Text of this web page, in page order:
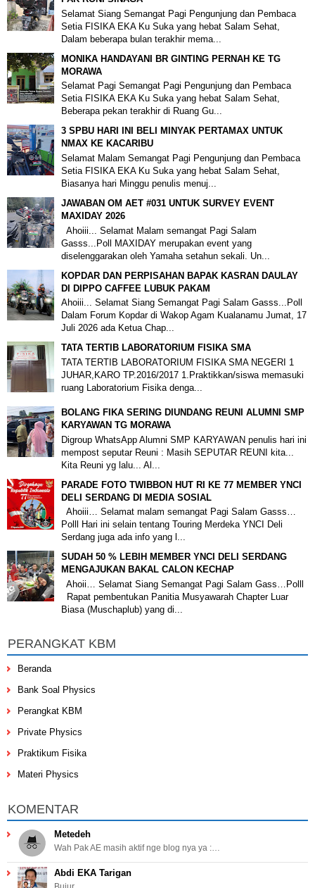
Selamat Siang Semangat Pagi Pengunjung dan Pembaca
Setia FISIKA EKA Ku Suka yang hebat Salam Sehat,
Dalam beberapa bulan terakhir mema...
MONIKA HANDAYANI BR GINTING PERNAH KE TG
MORAWA
Selamat Pagi Semangat Pagi Pengunjung dan Pembaca
Setia FISIKA EKA Ku Suka yang hebat Salam Sehat,
Beberapa pekan terakhir di Ruang Gu...
3 SPBU HARI INI BELI MINYAK PERTAMAX UNTUK
NMAX KE KACARIBU
Selamat Malam Semangat Pagi Pengunjung dan Pembaca
Setia FISIKA EKA Ku Suka yang hebat Salam Sehat,
Biasanya hari Minggu penulis menuj...
JAWABAN OM AET #031 UNTUK SURVEY EVENT
MAXIDAY 2026
Ahoiii... Selamat Malam semangat Pagi Salam
Gasss...Poll MAXIDAY merupakan event yang
diselenggarakan oleh Yamaha setahun sekali. Un...
KOPDAR DAN PERPISAHAN BAPAK KASRAN DAULAY
DI DIPPO CAFFEE LUBUK PAKAM
Ahoiii... Selamat Siang Semangat Pagi Salam Gasss...Poll
Dalam Forum Kopdar di Wakop Agam Kualanamu Jumat, 17
Juli 2026 ada Ketua Chap...
TATA TERTIB LABORATORIUM FISIKA SMA
TATA TERTIB LABORATORIUM FISIKA SMA NEGERI 1
JUHAR,KARO TP.2016/2017 1.Praktikkan/siswa memasuki
ruang Laboratorium Fisika denga...
BOLANG FIKA SERING DIUNDANG REUNI ALUMNI SMP
KARYAWAN TG MORAWA
Digroup WhatsApp Alumni SMP KARYAWAN penulis hari ini
mempost seputar Reuni : Masih SEPUTAR REUNI kita...
Kita Reuni yg lalu... Al...
PARADE FOTO TWIBBON HUT RI KE 77 MEMBER YNCI
DELI SERDANG DI MEDIA SOSIAL
Ahoiii… Selamat malam semangat Pagi Salam Gasss…
Polll Hari ini selain tentang Touring Merdeka YNCI Deli
Serdang juga ada info yang l...
SUDAH 50 % LEBIH MEMBER YNCI DELI SERDANG
MENGAJUKAN BAKAL CALON KECHAP
Ahoii… Selamat Siang Semangat Pagi Salam Gass…Polll
Rapat pembentukan Panitia Musyawarah Chapter Luar
Biasa (Muschaplub) yang di...
PERANGKAT KBM
Beranda
Bank Soal Physics
Perangkat KBM
Private Physics
Praktikum Fisika
Materi Physics
KOMENTAR
Metedeh
Wah Pak AE masih aktif nge blog nya ya :…
Abdi EKA Tarigan